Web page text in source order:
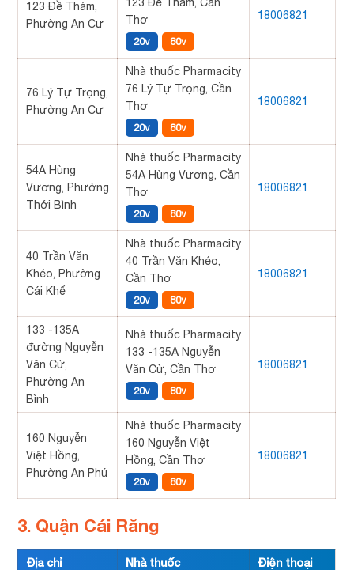
123 Đề Thám,
Phường An Cư
Thơ
20v 80v
18006821
76 Lý Tự Trọng,
Phường An Cư
Nhà thuốc Pharmacity
76 Lý Tự Trọng, Cần
Thơ
20v 80v
18006821
54A Hùng
Vương, Phường
Thới Bình
Nhà thuốc Pharmacity
54A Hùng Vương, Cần
Thơ
20v 80v
18006821
40 Trần Văn
Khéo, Phường
Cái Khế
Nhà thuốc Pharmacity
40 Trần Văn Khéo,
Cần Thơ
20v 80v
18006821
133 -135A
đường Nguyễn
Văn Cừ,
Phường An
Bình
Nhà thuốc Pharmacity
133 -135A Nguyễn
Văn Cừ, Cần Thơ
20v 80v
18006821
160 Nguyễn
Việt Hồng,
Phường An Phú
Nhà thuốc Pharmacity
160 Nguyễn Việt
Hồng, Cần Thơ
20v 80v
18006821
3. Quận Cái Răng
Địa chỉ Nhà thuốc Điện thoại